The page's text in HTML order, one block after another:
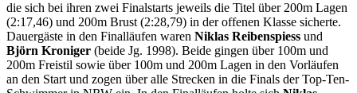
die sich bei ihren zwei Final­starts jeweils die Titel über 200m Lagen
(2:17,46) und 200m Brust (2:28,79) in der offenen Klasse sicherte.
Dauer­gäste in den Final­läufen waren Niklas Reiben­spiess und
Björn Kroniger (beide Jg. 1998). Beide gingen über 100m und
200m Freistil sowie über 100m und 200m Lagen in den Vor­läufen
an den Start und zogen über alle Strecken in die Finals der Top-Ten-